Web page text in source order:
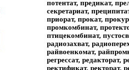
потентат, предикат,
секретариат,
приорат, прокат,
промкомбинат,
птицекомбинат,
радиозахват,
райвоенкомат,
регрессат, редакторат,
ректификат, ректорат,